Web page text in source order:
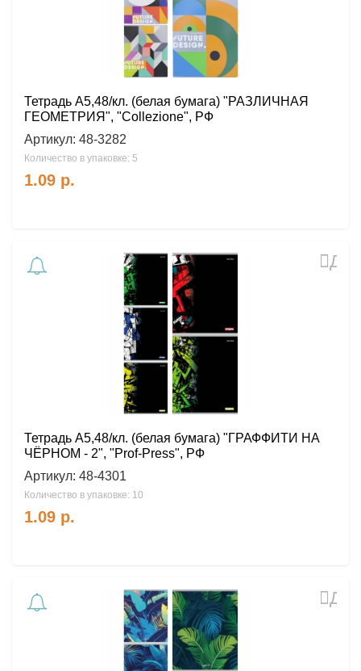
Тетрадь А5,48/кл. (белая бумага) "РАЗЛИЧНАЯ
ГЕОМЕТРИЯ", "Collezione", РФ
Артикул: 48-3282
Количество в упаковке: 5
1.09 р.
Тетрадь А5,48/кл. (белая бумага) "ГРАФФИТИ НА
ЧЁРНОМ - 2", "Prof-Press", РФ
Артикул: 48-4301
Количество в упаковке: 10
1.09 р.